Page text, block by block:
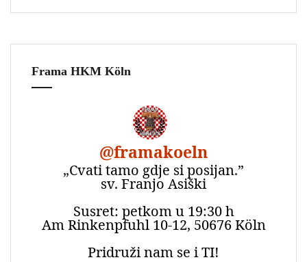
Frama HKM Köln
@framakoeln
„Cvati tamo gdje si posijan.”
sv. Franjo Asiški
Susret: petkom u 19:30 h
Am Rinkenpfuhl 10-12, 50676 Köln
Pridruži nam se i TI!